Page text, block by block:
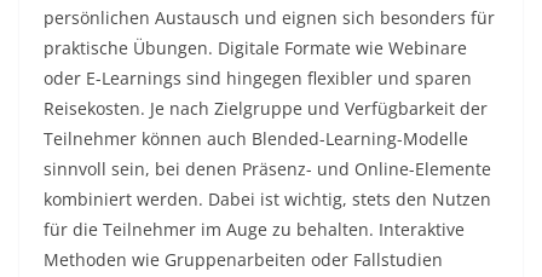
persönlichen Austausch und eignen sich besonders für
praktische Übungen. Digitale Formate wie Webinare
oder E-Learnings sind hingegen flexibler und sparen
Reisekosten. Je nach Zielgruppe und Verfügbarkeit der
Teilnehmer können auch Blended-Learning-Modelle
sinnvoll sein, bei denen Präsenz- und Online-Elemente
kombiniert werden. Dabei ist wichtig, stets den Nutzen
für die Teilnehmer im Auge zu behalten. Interaktive
Methoden wie Gruppenarbeiten oder Fallstudien